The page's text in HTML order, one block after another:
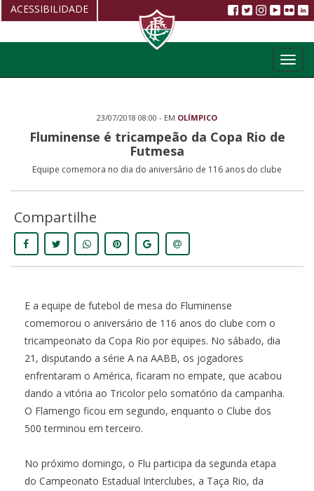
23/07/2018 08:00 - EM OLÍMPICO
Fluminense é tricampeão da Copa Rio de
Futmesa
Equipe comemora no dia do aniversário de 116 anos do clube
Compartilhe
E a equipe de futebol de mesa do Fluminense
comemorou o aniversário de 116 anos do clube com o
tricampeonato da Copa Rio por equipes. No sábado, dia
21, disputando a série A na AABB, os jogadores
enfrentaram o América, ficaram no empate, que acabou
dando a vitória ao Tricolor pelo somatório da campanha.
O Flamengo ficou em segundo, enquanto o Clube dos
500 terminou em terceiro.
No próximo domingo, o Flu participa da segunda etapa
do Campeonato Estadual Interclubes, a Taça Rio, da
ACESSIBILIDADE